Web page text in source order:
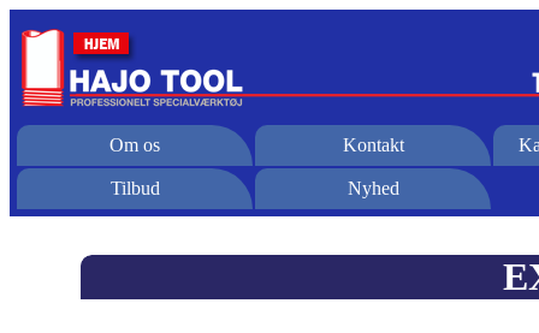
Om os Kontakt
Tilbud Nyhed